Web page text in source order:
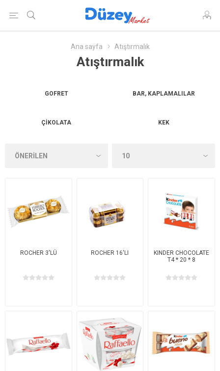
Ana sayfa Atıştırmalık
Atıştırmalık
GOFRET BAR, KAPLAMALILAR
ÇIKOLATA KEK
ROCHER 3'LÜ ROCHER 16'LI
KINDER CHOCOLATE
T4 * 20 * 8